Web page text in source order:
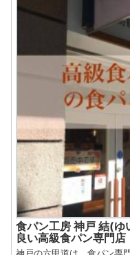
食パン工房 神戸 結(
良い高級食パン専門店